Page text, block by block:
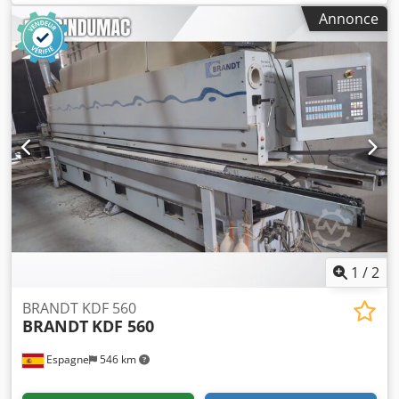
Vitesse d'avance maximale : 30 m/min Épaisseur maximale
du panneau : 60 mm Unités de travail : 8 pcs Dedpfx Adoyg
Eg Ispjck
Annonce
1 /2
Espagne 546 km
BRANDT KDF 560
BRANDT KDF 560